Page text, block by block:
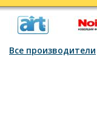
Все производители